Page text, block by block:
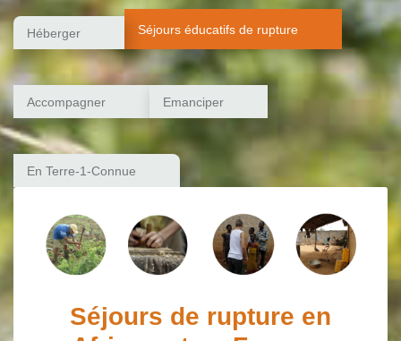
Héberger Séjours éducatifs de rupture
Accompagner Emanciper
En Terre-1-Connue
Séjours de rupture en